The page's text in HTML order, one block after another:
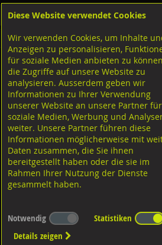
Shop Dübeltechnik Rahmenbefestigungen
Nageldübel
Diverse Ausführungen
Diese Website verwendet Cookies
Wir verwenden Cookies, um Inhalte
Anzeigen zu personalisieren,
für soziale Medien anbieten zu
die Zugriffe auf unsere Website zu
analysieren. Ausserdem geben wir
Informationen zu Ihrer Verwendung
unserer Website an unsere Partner für
soziale Medien, Werbung und
weiter. Unsere Partner führen diese
Informationen möglicherweise mit
Daten zusammen, die Sie ihnen
bereitgestellt haben oder die sie im
Rahmen Ihrer Nutzung der Dienste
gesammelt haben.
Notwendig Statistiken
Details zeigen